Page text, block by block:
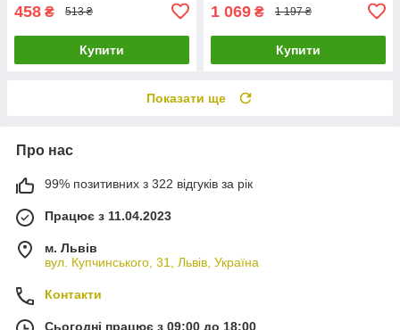
458 ₴ 513 ₴
Купити
1 069 ₴ 1 197 ₴
Купити
Показати ще
Про нас
99% позитивних з 322 відгуків за рік
Працює з 11.04.2023
м. Львів
вул. Купчинського, 31, Львів, Україна
Контакти
Сьогодні працює з 09:00 до 18:00